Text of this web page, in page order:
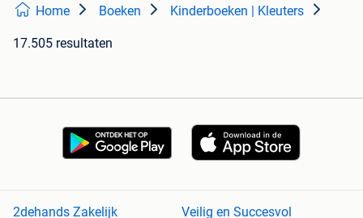
Home Boeken Kinderboeken | Kleuters
17.505 resultaten
2dehands Zakelijk Veilig en Succesvol